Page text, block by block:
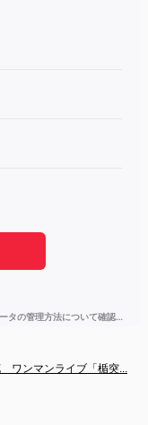
ワンマンライブ「楯突...